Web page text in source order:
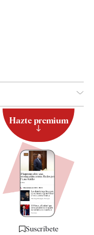
Hazte premium
Suscríbete